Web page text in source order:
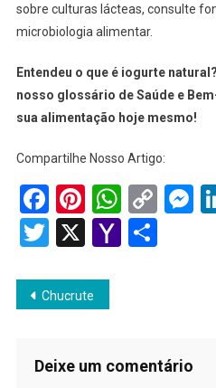
sobre culturas lácteas, consulte
microbiologia alimentar.
Entendeu o que é iogurte
nosso glossário de Saúde e
sua alimentação hoje mesmo!
Compartilhe Nosso Artigo:
Facebook
Pinterest
Link
Twitter
X YahooShare
Navegação
Post
Chucrute
Deixe um comentário